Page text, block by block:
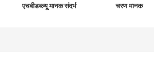
एचबीडब्ल्यू मानक संदर्भ
चरण मानक